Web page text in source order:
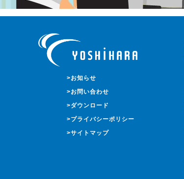
>お知らせ
>お問い合わせ
>ダウンロード
>プライバシーポリシー
>サイトマップ